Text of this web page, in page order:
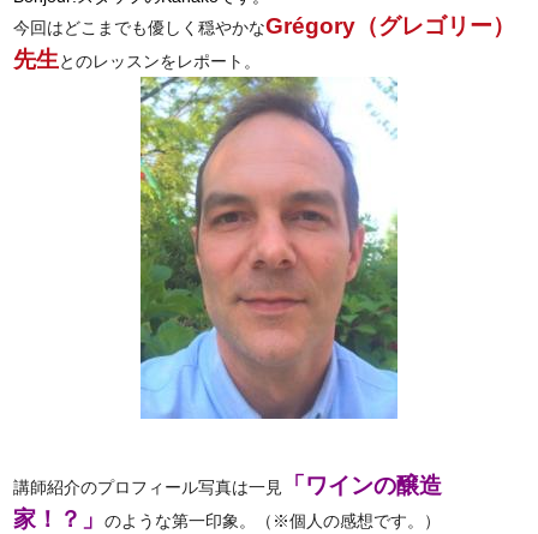
今回はどこまでも優しく穏やかなGrégory（グレゴリー）
先生とのレッスンをレポート。
講師紹介のプロフィール写真は一見
「ワインの醸造
家！？」のような第一印象。 （※個人の感想です。）